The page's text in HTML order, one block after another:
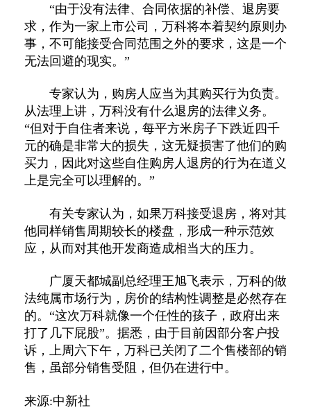
“由于没有法律、合同依据的补偿、退房要
求，作为一家上市公司，万科将本着契约原则办
事，不可能接受合同范围之外的要求，这是一个
无法回避的现实。”
专家认为，购房人应当为其购买行为负责。
从法理上讲，万科没有什么退房的法律义务。
“但对于自住者来说，每平方米房子下跌近四千
元的确是非常大的损失，这无疑损害了他们的购
买力，因此对这些自住购房人退房的行为在道义
上是完全可以理解的。”
有关专家认为，如果万科接受退房，将对其
他同样销售周期较长的楼盘，形成一种示范效
应，从而对其他开发商造成相当大的压力。
广厦天都城副总经理王旭飞表示，万科的做
法纯属市场行为，房价的结构性调整是必然存在
的。“这次万科就像一个任性的孩子，政府出来
打了几下屁股”。据悉，由于目前因部分客户投
诉，上周六下午，万科已关闭了二个售楼部的销
售，虽部分销售受阻，但仍在进行中。
来源:中新社